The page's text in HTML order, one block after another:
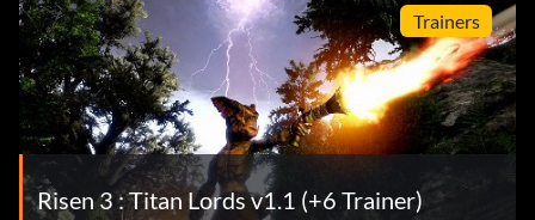
Trainers
Risen 3 : Titan Lords v1.1 (+6 Trainer)